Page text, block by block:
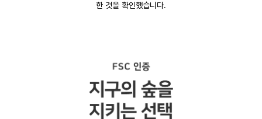
한 것을 확인했습니다.